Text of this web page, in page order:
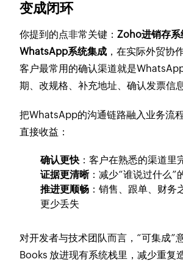
变成闭环
你提到的点非常关键：Zoho进销存系
WhatsApp系统集成 ，在实际外贸协
客户最常用的确认渠道就是
期、改规格、补充地址、确认发票信
把WhatsApp的沟通链路融入业务流
直接收益：
确认更快 ：客户在熟悉的渠道里
证据更清晰：减少“谁说过什么”
推进更顺畅 ：销售、跟单、财务
更少丢失
对开发者与技术团队而言，“可集成”
Books 放进现有系统栈里，减少重复